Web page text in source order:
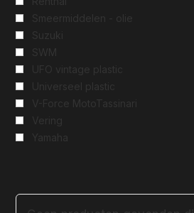
Smeermiddelen - olie
Suzuki
SWM
UFO vintage plastic
Universeel plastic
V-Force MotoTassinari
Vering